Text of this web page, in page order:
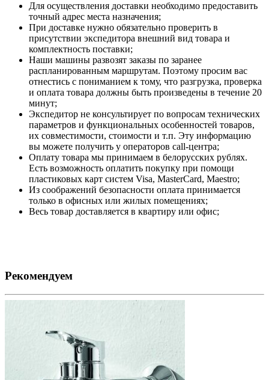
Для осуществления доставки необходимо предоставить
точный адрес места назначения;
При доставке нужно обязательно проверить в
присутствии экспедитора внешний вид товара и
комплектность поставки;
Наши машины развозят заказы по заранее
распланированным маршрутам. Поэтому просим вас
отнестись с пониманием к тому, что разгрузка, проверка
и оплата товара должны быть произведены в течение 20
минут;
Экспедитор не консультирует по вопросам технических
параметров и функциональных особенностей товаров,
их совместимости, стоимости и т.п. Эту информацию
вы можете получить у операторов call-центра;
Оплату товара мы принимаем в белорусских рублях.
Есть возможность оплатить покупку при помощи
пластиковых карт систем Visa, MasterCard, Maestro;
Из соображений безопасности оплата принимается
только в офисных или жилых помещениях;
Весь товар доставляется в квартиру или офис;
Рекомендуем